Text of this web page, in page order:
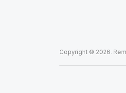
Copyright © 2026.